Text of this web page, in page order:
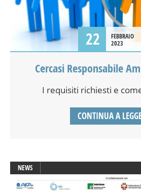
22
FEBBRAIO
2023
Cercasi Responsabile
I requisiti richiesti e
CONTINUA A
NEWS